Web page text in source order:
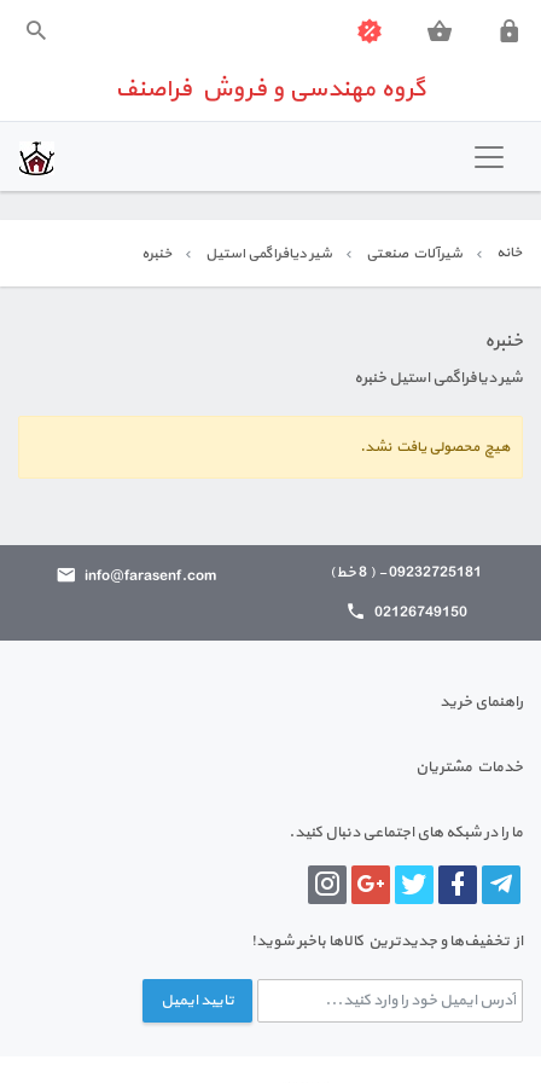
گروه مهندسی و فروش فراصنف
خانه
تجهیزات اندازه گیری
تجهیزات ساختمانی
تعمیرات تخصصی تجهیزات کنترلی
گروه مهندسی و فروش فراصنف
خانه شیرآلات صنعتی شیر دیافراگمی استیل خنبره
خنبره
شیر دیافراگمی استیل خنبره
هیچ محصولی یافت نشد.
09232725181 - ( 8 خط)
02126749150
info@farasenf.com
راهنمای خرید
خدمات مشتریان
ما را در شبکه های اجتماعی دنبال کنید.
از تخفیف‌ها و جدیدترین‌ کالاها باخبر شوید!
تایید ایمیل